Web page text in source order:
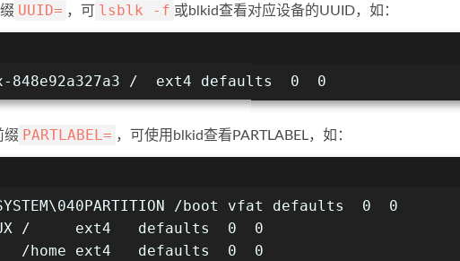
UUID= ，可 lsblk -f 或blkid查看对应设备的UUID，如：
848e92a327a3 /  ext4 defaults  0  0
缀 PARTLABEL= ，可使用blkid查看PARTLABEL，如：
/boot vfat defaults  0  0
LINUX /     ext4   defaults  0  0
/home ext4   defaults  0  0